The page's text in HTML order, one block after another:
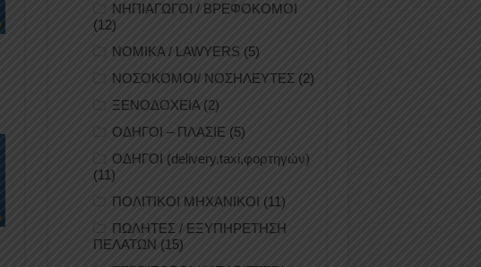
ΝΗΠΙΑΓΩΓΟΙ / ΒΡΕΦΟΚΟΜΟΙ
(12)
ΝΟΜΙΚΑ / LAWYERS (5)
ΝΟΣΟΚΟΜΟΙ/ ΝΟΣΗΛΕΥΤΕΣ (2)
ΞΕΝΟΔΟΧΕΙΑ(2)
ΟΔΗΓΟΙ – ΠΛΑΣΙΕ (5)
ΟΔΗΓΟΙ (delivery,taxi,φορτηγών)
(11)
ΠΟΛΙΤΙΚΟΙ ΜΗΧΑΝΙΚΟΙ (11)
ΠΩΛΗΤΕΣ / ΕΞΥΠΗΡΕΤΗΣΗ
ΠΕΛΑΤΩΝ (15)